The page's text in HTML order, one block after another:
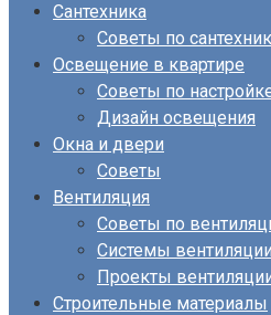
Сантехника
Советы по
Освещение в квартире
Советы по
Дизайн освещения
Окна и двери
Советы
Вентиляция
Советы по
Системы вентиляции
Проекты
Строительные материалы